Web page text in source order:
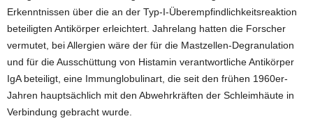
Erkenntnissen über die an der Typ-I-Überempfindlichkeitsreaktion
beteiligten Antikörper erleichtert. Jahrelang hatten die Forscher
vermutet, bei Allergien wäre der für die Mastzellen-Degranulation
und für die Ausschüttung von Histamin verantwortliche Antikörper
IgA beteiligt, eine Immunglobulinart, die seit den frühen 1960er-
Jahren hauptsächlich mit den Abwehrkräften der Schleimhäute in
Verbindung gebracht wurde.